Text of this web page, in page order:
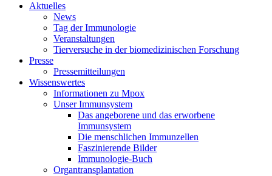
Aktuelles
News
Tag der Immunologie
Veranstaltungen
Tierversuche in der biomedizinischen Forschung
Presse
Pressemitteilungen
Wissenswertes
Informationen zu Mpox
Unser Immunsystem
Das angeborene und das erworbene
Immunsystem
Die menschlichen Immunzellen
Faszinierende Bilder
Immunologie-Buch
Organtransplantation